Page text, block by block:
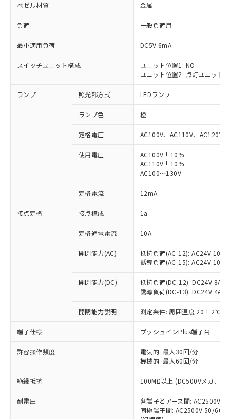
ベゼル材質 金属
負荷 一般負荷用
最小適用負荷 DC5V 6mA
スイッチユニット構成
ユニット位置1: NO
ユニット位置2: 点灯ユニット
ランプ 照光部方式 LEDランプ
ランプ色 橙
定格電圧 AC100V、AC110V、AC120V
使用電圧
AC100V±10%
AC110V±10%
AC100～130V
定格電流 12mA
接点定格 接点構成 1a
定格通電電流 10A
開閉能力(AC)
抵抗負荷(AC-12): AC24V 10A/
誘導負荷(AC-15): AC24V
開閉能力(DC)
抵抗負荷(DC-12): DC24V 8A/
誘導負荷(DC-13): DC24V 4A/
開閉能力説明 測定条件: 周囲温度 20±2℃、
端子仕様 プッシュインPlus端子台
許容操作頻度
電気的: 最大30回/分
機械的: 最大60回/分
絶縁抵抗 100MΩ以上 (DC500Vメガ、点
耐電圧
各端子とアース間: AC2500V
同極端子間: AC2500V 50/
ご利用条件
以下の条件をお読みいただき、同意のうえ
本サービスは、当社制御機器事業取扱
商品の当社在庫状況および標準価格
(税抜)を提供させていただくもので
当社制御機器事業取扱商品の中には、
ことをご了承ください。
在庫状況および標準価格照会結果は、
記載している更新日時点での社内デー
タに基づき作成されるものであり、閲
覧された時点での実際の在庫および標
準価格とは異なる場合があることをご
対応済み：EU RoHS指令（10物質）の
非含有に対応した製品が提供可能な商品で
す。
対応予定：EU RoHS指令（10物質）の非含
有に対応した製品に切り替える予定のある
対応予定なし：EU RoHS指令（10物質）の
非含有に非対応の商品で、対応品を出す予
調査・確認中：EU RoHS指令（10物質）の
非含有の対応状況を調査中または確認中の
非該当品：ライセンス料など無形物で、有
害物質有無と関係のない商品です。
仕入先様の事情により、非含有部品として
いたものが、含有品と判明した場合などや
むを得ず変更することがあります。
*EU RoHS指令（10物質）：
鉛(Pb) 1000ppm以下、 水銀(Hg) 1000ppm以下、 カド
六価クロム(Cr(Ⅵ)) 1000ppm以下、ポリ臭化ビフェニル
類(PBB) 1000ppm以下、ポリ臭化ジフェニルエーテル類
「○」：最大均質材料含有率が中国RoHSの
基準値以下であることを示します。
「×」：最大均質材料含有率が中国RoHSの
基準値を超えていることを示します。
「－」：未確認です。当社販売部門へお問
*中国RoHS10物質の基準値 (GB/T26572)：
Pb(鉛) :1000ppm、 Hg(水銀) : 1000ppm、 Cd(カドミウ
Cr(Ⅵ)(六価クロム) : 1000ppm、 PBBs(ポリ臭化ビフェ
当社は、これら貴社製品のうち、外国
為替および外国貿易法に定める商品
または国外への提供する場合は、日本
国政府の輸出許可(または役務取引許
可)を取得するなどの必要な手続きを